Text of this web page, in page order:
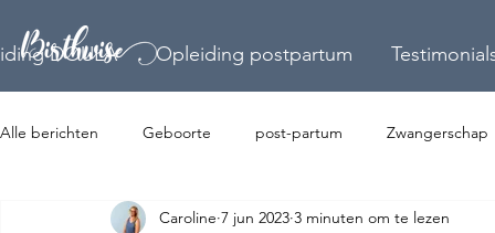
DOULA Opleiding postpartum
Alle berichten Geboorte post-partum Zwangerschap
Caroline 7 jun 2023 3 minuten om te lezen